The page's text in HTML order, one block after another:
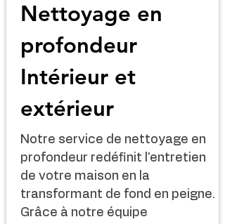
Nettoyage en
profondeur
Intérieur et
extérieur
Notre service de nettoyage en
profondeur redéfinit l'entretien
de votre maison en la
transformant de fond en peigne.
Grâce à notre équipe